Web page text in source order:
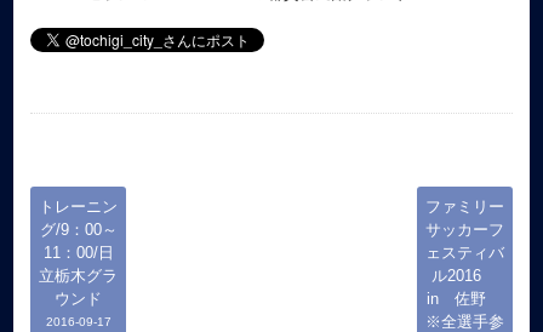
トレーニン
グ/9：00～
11：00/日
立栃木グラ
ウンド
2016-09-17
ファミリー
サッカーフ
ェスティバ
ル2016
in 佐野
※全選手参